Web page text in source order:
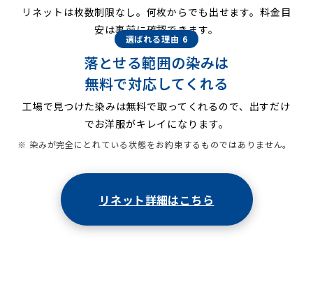
リネットは枚数制限なし。何枚からでも出せます。料金目
安は事前に確認できます。
選ばれる理由 6
落とせる範囲の染みは
無料で対応してくれる
工場で見つけた染みは無料で取ってくれるので、出すだけ
でお洋服がキレイになります。
※ 染みが完全にとれている状態をお約束するものではありません。
リネット詳細はこちら